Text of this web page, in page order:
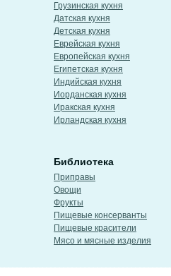
Грузинская кухня
Датская кухня
Детская кухня
Еврейская кухня
Европейская кухня
Египетская кухня
Индийская кухня
Иорданская кухня
Иракская кухня
Ирландская кухня
Библиотека
Приправы
Овощи
Фрукты
Пищевые консерванты
Пищевые красители
Мясо и мясные изделия